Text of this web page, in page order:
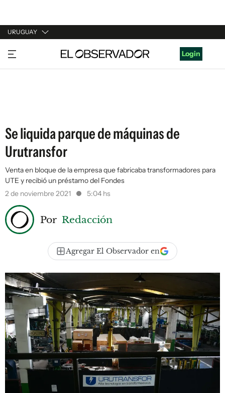
URUGUAY
URUGUAY
ARGENTINA
Login
Se liquida parque de máquinas de
Urutransfor
Venta en bloque de la empresa que fabricaba transformadores para
UTE y recibió un préstamo del Fondes
2 de noviembre 2021
5:04 hs
Por Redacción
Agregar El Observador en